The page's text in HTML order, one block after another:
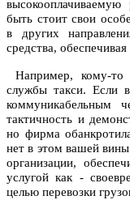
быть стоит свои
в других
средства,
Например, кому-то
службы такси. Если
коммуникабельным
тактичность и
но фирма
нет в этом вашей
организации,
услугой как -
целью перевозки